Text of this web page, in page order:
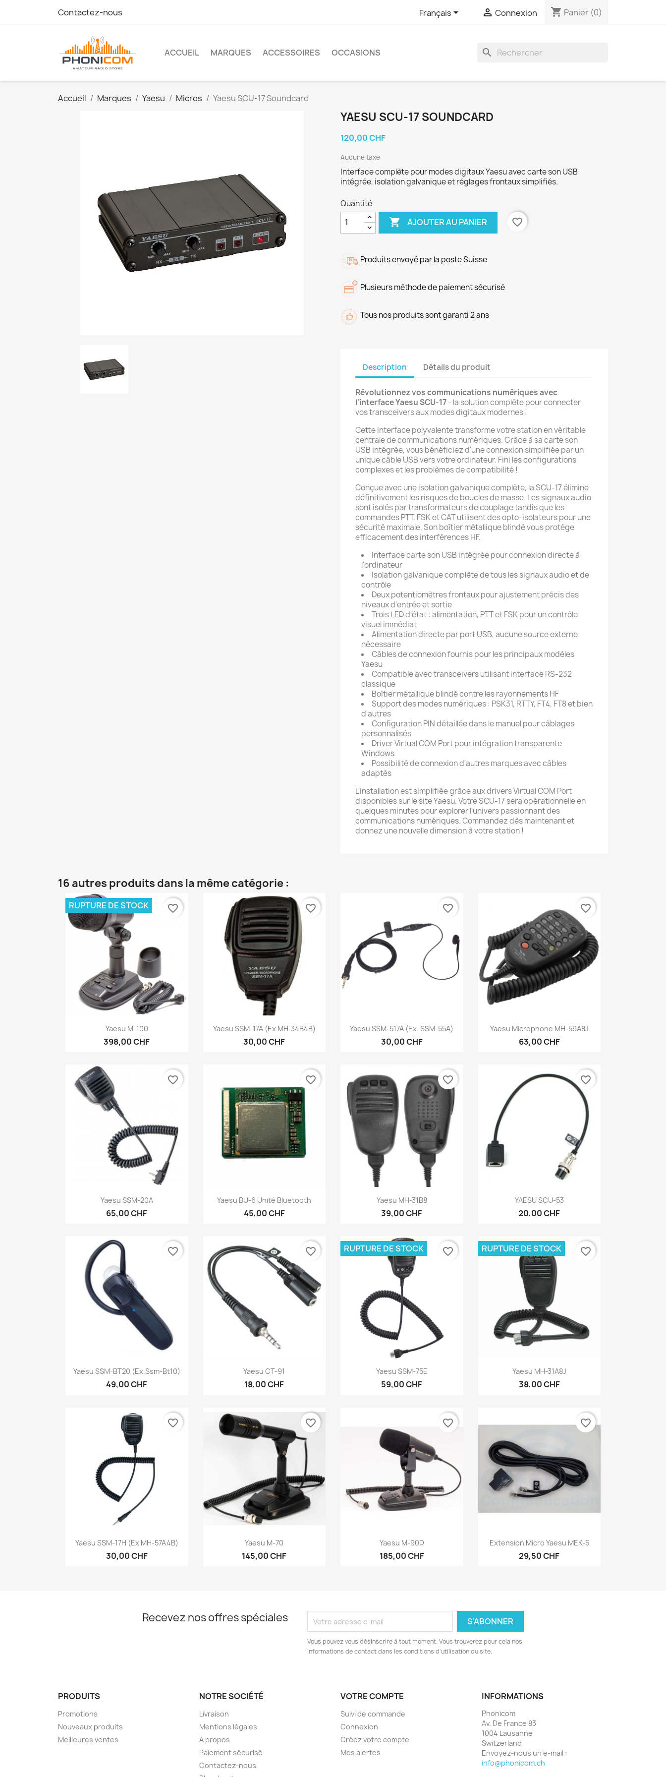
Contactez-nous Français  Connexion shopping_cart Panier (0)
ACCUEIL MARQUES ACCESSOIRES OCCASIONS search
Accueil Marques Yaesu Micros Yaesu SCU-17 Soundcard
YAESU SCU-17 SOUNDCARD
120,00 CHF
Aucune taxe
Interface complète pour modes digitaux Yaesu avec carte son USB
intégrée, isolation galvanique et réglages frontaux simplifiés.
Quantité
 AJOUTER AU PANIER favorite_border
Produits envoyé par la poste Suisse
Plusieurs méthode de paiement sécurisé
Tous nos produits sont garanti 2 ans
Description Détails du produit
Révolutionnez vos communications numériques avec
l'interface Yaesu SCU-17- la solution complète pour connecter
vos transceivers aux modes digitaux modernes !
Cette interface polyvalente transforme votre station en véritable
centrale de communications numériques. Grâce à sa carte son
USB intégrée, vous bénéficiez d'une connexion simplifiée par un
unique câble USB vers votre ordinateur. Fini les configurations
complexes et les problèmes de compatibilité !
Conçue avec une isolation galvanique complète, la SCU-17 élimine
définitivement les risques de boucles de masse. Les signaux audio
sont isolés par transformateurs de couplage tandis que les
commandes PTT, FSK et CAT utilisent des opto-isolateurs pour une
sécurité maximale. Son boîtier métallique blindé vous protège
efficacement des interférences HF.
Interface carte son USB intégrée pour connexion directe à
l'ordinateur
Isolation galvanique complète de tous les signaux audio et de
contrôle
Deux potentiomètres frontaux pour ajustement précis des
niveaux d'entrée et sortie
Trois LED d'état : alimentation, PTT et FSK pour un contrôle
visuel immédiat
Alimentation directe par port USB, aucune source externe
nécessaire
Câbles de connexion fournis pour les principaux modèles
Yaesu
Compatible avec transceivers utilisant interface RS-232
classique
Boîtier métallique blindé contre les rayonnements HF
Support des modes numériques : PSK31, RTTY, FT4, FT8 et bien
d'autres
Configuration PIN détaillée dans le manuel pour câblages
personnalisés
Driver Virtual COM Port pour intégration transparente
Windows
Possibilité de connexion d'autres marques avec câbles
adaptés
L'installation est simplifiée grâce aux drivers Virtual COM Port
disponibles sur le site Yaesu. Votre SCU-17 sera opérationnelle en
quelques minutes pour explorer l'univers passionnant des
communications numériques. Commandez dès maintenant et
donnez une nouvelle dimension à votre station !
16 autres produits dans la même catégorie :
Aperçu rapide
Yaesu M-100
398,00 CHF
RUPTURE DE STOCK favorite_border
Aperçu rapide
Yaesu SSM-17A (ex MH-34B4B)
30,00 CHF
favorite_border
Aperçu rapide
Yaesu SSM-517A (ex. SSM-55A)
30,00 CHF
favorite_border
Aperçu rapide
Yaesu Microphone MH-59A8J
63,00 CHF
favorite_border
Aperçu rapide
Yaesu SSM-20A
65,00 CHF
favorite_border
Aperçu rapide
Yaesu BU-6 Unité Bluetooth
45,00 CHF
favorite_border
Aperçu rapide
Yaesu MH-31B8
39,00 CHF
favorite_border
Aperçu rapide
YAESU SCU-53
20,00 CHF
favorite_border
Aperçu rapide
Yaesu SSM-BT20 (ex.ssm-Bt10)
49,00 CHF
favorite_border
Aperçu rapide
Yaesu CT-91
18,00 CHF
favorite_border
Aperçu rapide
Yaesu SSM-75E
59,00 CHF
RUPTURE DE STOCK favorite_border
Aperçu rapide
Yaesu MH-31A8J
38,00 CHF
RUPTURE DE STOCK favorite_border
Aperçu rapide
Yaesu SSM-17H (ex MH-57A4B)
30,00 CHF
favorite_border
Aperçu rapide
Yaesu M-70
145,00 CHF
favorite_border
Aperçu rapide
Yaesu M-90D
185,00 CHF
favorite_border
Aperçu rapide
Extension Micro Yaesu MEK-5
29,50 CHF
favorite_border
Recevez nos offres spéciales
Vous pouvez vous désinscrire à tout moment. Vous trouverez pour cela nos
informations de contact dans les conditions d'utilisation du site.
PRODUITS
Promotions
Nouveaux produits
Meilleures ventes
NOTRE SOCIÉTÉ
Livraison
Mentions légales
A propos
Paiement sécurisé
Contactez-nous
VOTRE COMPTE
Suivi de commande
Connexion
Créez votre compte
Mes alertes
INFORMATIONS
Phonicom
Av. De France 83
1004 Lausanne
Switzerland
Envoyez-nous un e-mail :
info@phonicom.ch